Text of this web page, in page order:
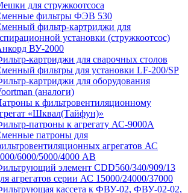
для стружкоотсоса
фильтры ФЭВ 530
фильтр-картриджи для
установки (стружкоотсос)
ВУ-2000
картриджи для сварочных столов
фильтры для установки LF-200/SP
картриджи для оборудования
(аналоги)
к фильтровентиляционному
«Шквал(Тайфун)»
патроны к агрегату АС-9000А
патроны для
агрегатов АС
6000/5000/4000 АВ
элемент CDD560/340/909/13
агрегатов серии АС 15000/24000/37000
кассета к ФВУ-02, ФВУ-02-02,